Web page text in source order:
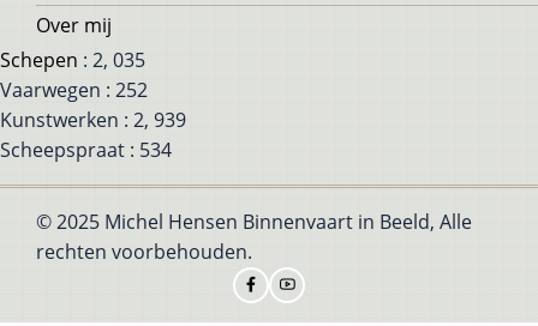
Over mij
Schepen : 2, 035
Vaarwegen : 252
Kunstwerken : 2, 939
Scheepspraat : 534
© 2025 Michel Hensen Binnenvaart in Beeld, Alle
rechten voorbehouden.